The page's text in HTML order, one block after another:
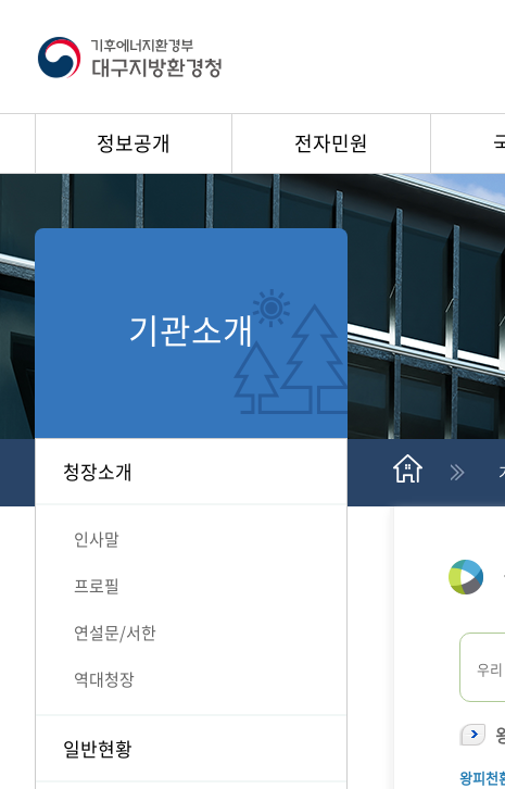
정보공개 전자민원
기관소개
청장소개
인사말
프로필
연설문/서한
역대청장
일반현황
우
왕피천